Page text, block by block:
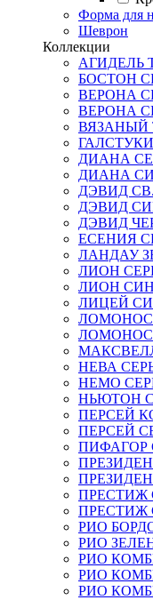
Форма для
Шеврон
Коллекции
АГИДЕЛЬ
БОСТОН
ВЕРОНА
ВЕРОНА
ВЯЗАНЫЙ
ГАЛСТУКИ
ДИАНА
ДИАНА
ДЭВИД
ДЭВИД
ДЭВИД
ЕСЕНИЯ
ЛАНДАУ
ЛИОН
ЛИОН
ЛИЦЕЙ
НЕВА
НЕМО
НЬЮТОН
ПЕРСЕЙ
ПЕРСЕЙ
ПИФАГОР
ПРЕСТИЖ
ПРЕСТИЖ
РИО
РИО
РИО
РИО
РИО